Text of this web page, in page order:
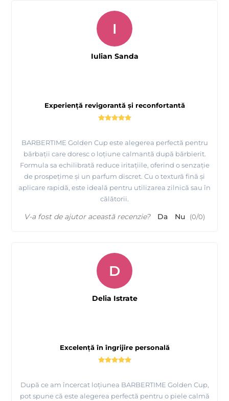
Experiență revigorantă și reconfortantă
BARBERTIME Golden Cup este alegerea perfectă pentru
bărbații care doresc o loțiune calmantă după bărbierit.
Formula sa echilibrată reduce iritațiile, oferind o senzație
de prospețime și un parfum discret. Cu o textură fină și
aplicare rapidă, este ideală pentru utilizarea zilnică sau în
călătorii.
I
Iulian Sanda
V-a fost de ajutor această recenzie? Da Nu (0/0)
Excelență în îngrijire personală
După ce am încercat loțiunea BARBERTIME Golden Cup,
pot spune că este alegerea perfectă pentru o piele calmă
D
Delia Istrate